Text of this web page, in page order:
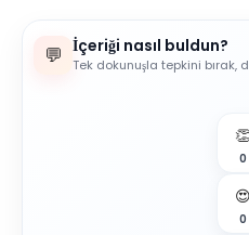
💬 İçeriği nasıl buldun?
Tek dokunuşla tepkini bırak,
👏
0
😍
0